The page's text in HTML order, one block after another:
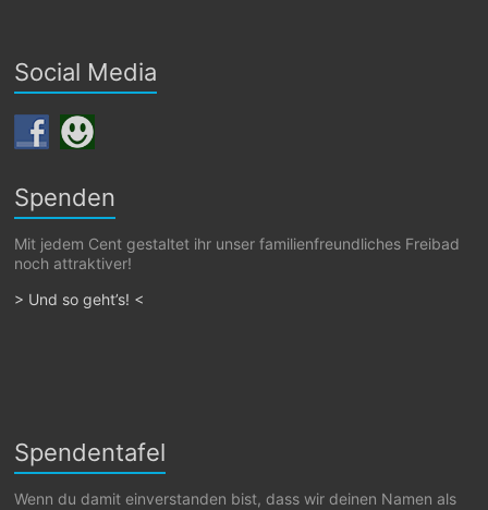
Social Media
Spenden
Mit jedem Cent gestaltet ihr unser familienfreundliches Freibad
noch attraktiver!
> Und so geht’s! <
Spendentafel
Wenn du damit einverstanden bist, dass wir deinen Namen als